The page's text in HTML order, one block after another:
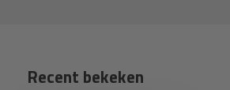
Recent bekeken